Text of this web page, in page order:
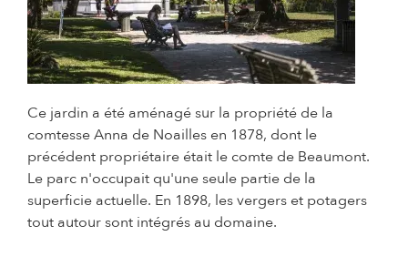
Ce jardin a été aménagé sur la propriété de la
comtesse Anna de Noailles en 1878, dont le
précédent propriétaire était le comte de Beaumont.
Le parc n'occupait qu'une seule partie de la
superficie actuelle. En 1898, les vergers et potagers
tout autour sont intégrés au domaine.